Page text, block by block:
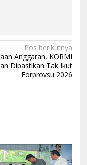
Pos berikutnya
Anggaran, KORMI
Dipastikan Tak Ikut
Forprovsu 2026